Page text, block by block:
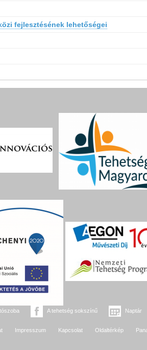
fejlesztésének lehetőségei
A tehetség sokszínű Naptár
Impresszum Kapcsolat Oldaltérkép